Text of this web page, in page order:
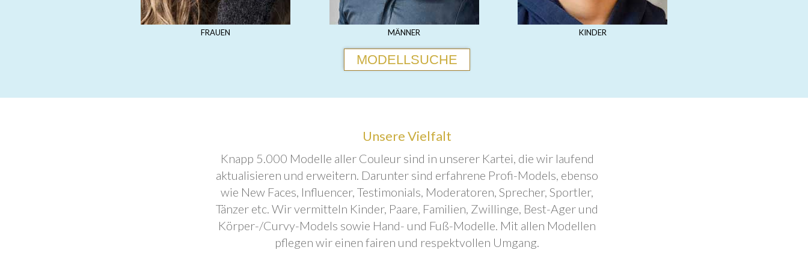
FRAUEN MÄNNER KINDER
MODELLSUCHE
Unsere Vielfalt
Knapp 5.000 Modelle aller Couleur sind in unserer Kartei, die wir laufend
aktualisieren und erweitern. Darunter sind erfahrene Profi-Models, ebenso
wie New Faces, Influencer, Testimonials, Moderatoren, Sprecher, Sportler,
Tänzer etc. Wir vermitteln Kinder, Paare, Familien, Zwillinge, Best-Ager und
Körper-/Curvy-Models sowie Hand- und Fuß-Modelle. Mit allen Modellen
pflegen wir einen fairen und respektvollen Umgang.